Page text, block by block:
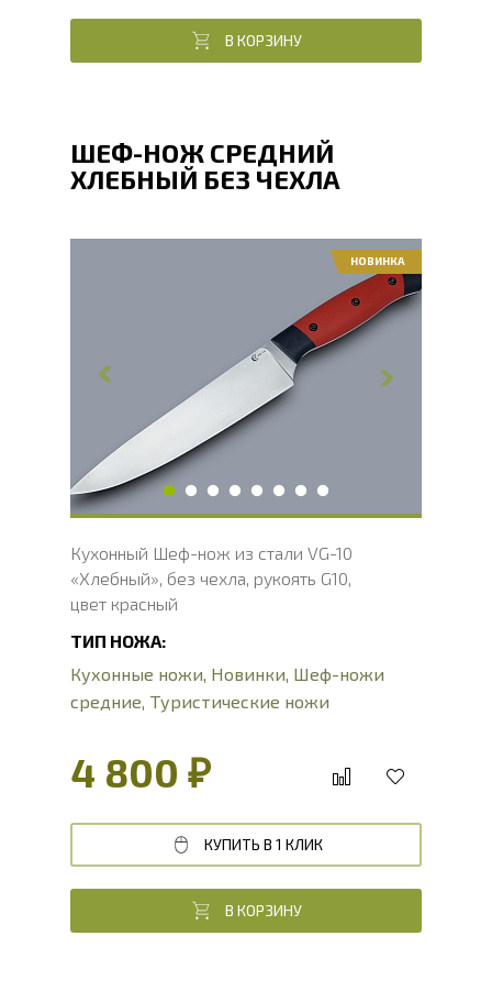
В КОРЗИНУ
ШЕФ-НОЖ СРЕДНИЙ
ХЛЕБНЫЙ БЕЗ ЧЕХЛА
295
166
Толщина обуха, мм
2.1
Длина рукояти, мм
Твердость клинка, HRC
Вес, г
НОВИНКА
Кухонный Шеф-нож из стали VG-10
«Хлебный», без чехла, рукоять G10,
цвет красный
ТИП НОЖА:
Кухонные ножи, Новинки, Шеф-ножи
средние, Туристические ножи
4 800 ₽
КУПИТЬ В 1 КЛИК
В КОРЗИНУ